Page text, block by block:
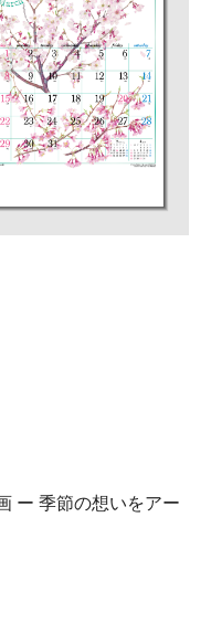
ー 季節の想いをアー